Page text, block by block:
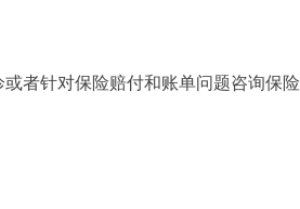
者针对保险赔付和账单问题咨询保险